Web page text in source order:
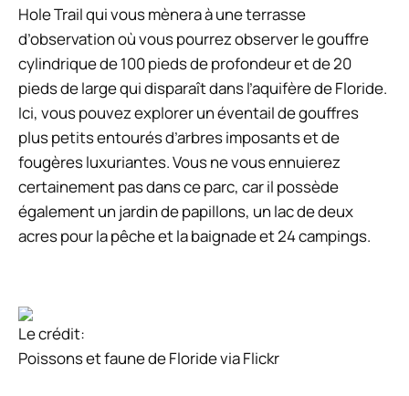
Hole Trail qui vous mènera à une terrasse
d’observation où vous pourrez observer le gouffre
cylindrique de 100 pieds de profondeur et de 20
pieds de large qui disparaît dans l’aquifère de Floride.
Ici, vous pouvez explorer un éventail de gouffres
plus petits entourés d’arbres imposants et de
fougères luxuriantes. Vous ne vous ennuierez
certainement pas dans ce parc, car il possède
également un jardin de papillons, un lac de deux
acres pour la pêche et la baignade et 24 campings.
Le crédit:
Poissons et faune de Floride via Flickr